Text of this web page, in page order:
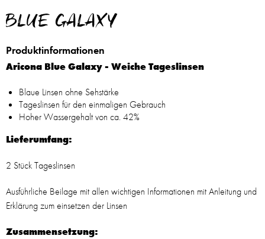
BLUE GALAXY
Produktinformationen
Aricona Blue Galaxy - Weiche Tageslinsen
Blaue Linsen ohne Sehstärke
Tageslinsen für den einmaligen Gebrauch
Hoher Wassergehalt von ca. 42%
Lieferumfang:
2 Stück Tageslinsen
Ausführliche Beilage mit allen wichtigen Informationen mit Anleitung und
Erklärung zum einsetzen der Linsen
Zusammensetzung: